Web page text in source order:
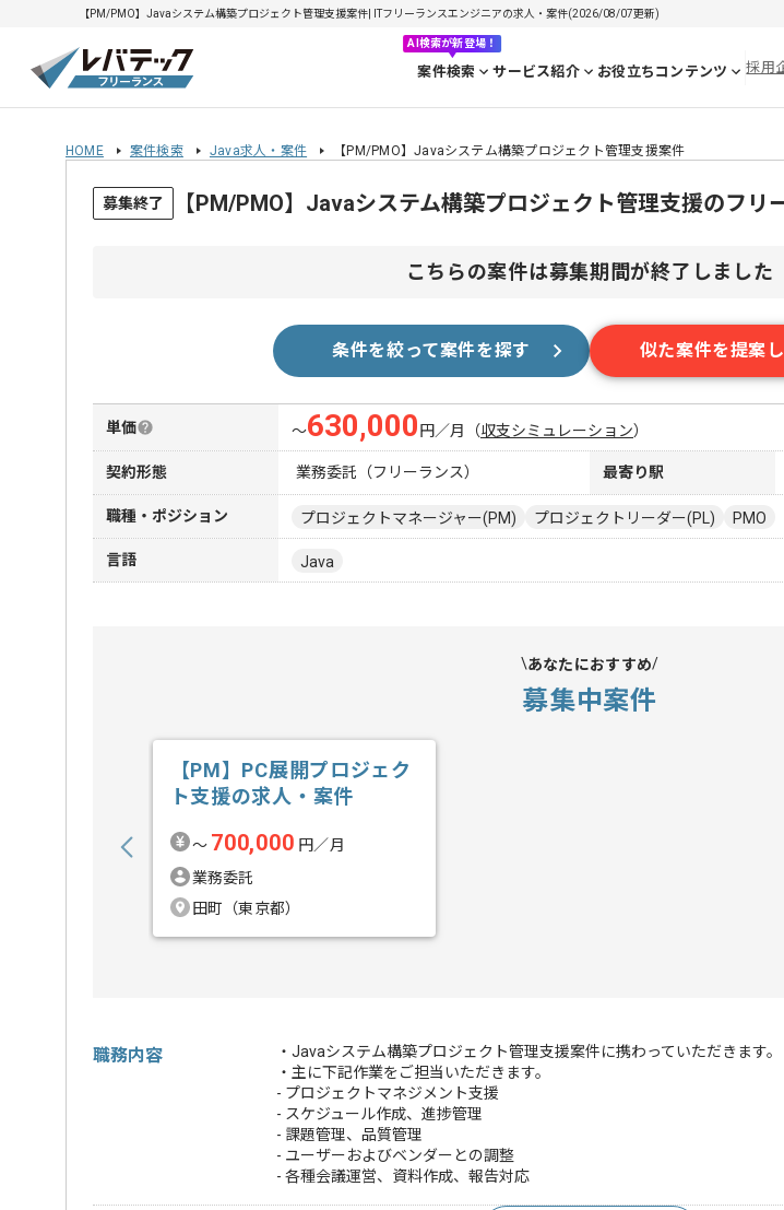
【PM/PMO】Javaシステム構築プロジェクト管理支援案件| ITフリーランスエンジニアの求人・案件(2026/08/07更新)
AI検索が新登場！
案件検索 サービス紹介 お役立ちコンテンツ 採用
HOME 案件検索 Java求人・案件 【PM/PMO】Javaシステム構築プロジェクト管理支援案件
募集終了 【PM/PMO】Javaシステム構築プロジェクト管理支援のフリ
こちらの案件は募集期間が終了しました
条件を絞って案件を探す 似た案件を提案
単価 〜630,000 円／月 （収支シミュレーション）
契約形態 業務委託（フリーランス） 最寄り駅
職種・ポジション プロジェクトマネージャー(PM) プロジェクトリーダー(PL) PMO
言語 Java
あなたにおすすめ
募集中案件
【PM】PC展開プロジェク
ト支援の求人・案件
〜 700,000 円／月
業務委託
田町（東京都）
職務内容
・Javaシステム構築プロジェクト管理支援案件に携わっていただきます。
・主に下記作業をご担当いただきます。
- プロジェクトマネジメント支援
- スケジュール作成、進捗管理
- 課題管理、品質管理
- ユーザーおよびベンダーとの調整
- 各種会議運営、資料作成、報告対応